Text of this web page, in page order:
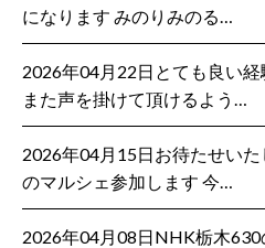
になります みのりみのる…
2026年04月22日とても良い
また声を掛けて頂けるよう…
2026年04月15日お待たせい
のマルシェ参加します 今…
2026年04月08日NHK栃木630